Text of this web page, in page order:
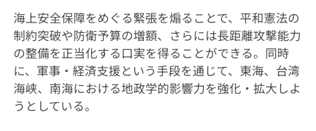
海上安全保障をめぐる緊張を煽ることで、平和憲法の
制約突破や防衛予算の増額、さらには長距離攻撃能力
の整備を正当化する口実を得ることができる。同時
に、軍事・経済支援という手段を通じて、東海、台湾
海峡、南海における地政学的影響力を強化・拡大しよ
うとしている。